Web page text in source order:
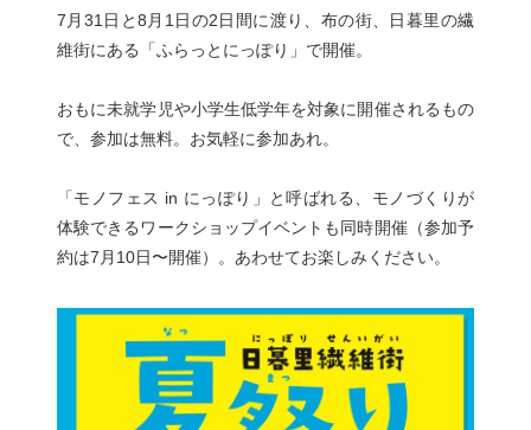
7月31日と8月1日の2日間に渡り、布の街、日暮里の繊
維街にある「ふらっとにっぽり」で開催。
おもに未就学児や小学生低学年を対象に開催されるもの
で、参加は無料。お気軽に参加あれ。
「モノフェス in にっぽり」と呼ばれる、モノづくりが
体験できるワークショップイベントも同時開催（参加予
約は7月10日〜開催）。あわせてお楽しみください。